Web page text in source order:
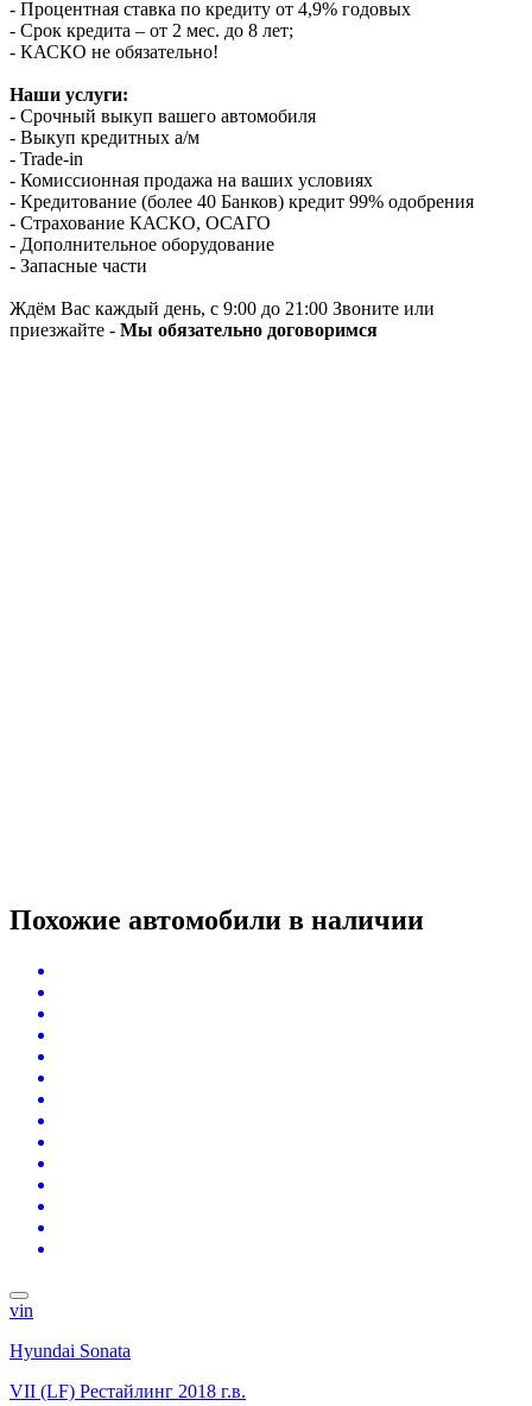
- Процентная ставка по кредиту от 4,9% годовых
- Срок кредита – от 2 мес. до 8 лет;
- КАСКО не обязательно!
Наши услуги:
- Срочный выкуп вашего автомобиля
- Выкуп кредитных а/м
- Trade-in
- Комиссионная продажа на ваших условиях
- Кредитование (более 40 Банков) кредит 99% одобрения
- Страхование КАСКО, ОСАГО
- Дополнительное оборудование
- Запасные части
Ждём Вас каждый день, с 9:00 до 21:00 Звоните или
приезжайте - Мы обязательно договоримся
Похожие автомобили в наличии
vin
Hyundai Sonata
VII (LF) Рестайлинг 2018 г.в.